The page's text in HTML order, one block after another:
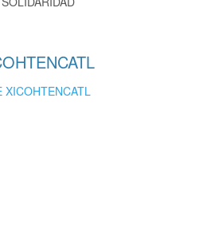
XICOHTENCATL